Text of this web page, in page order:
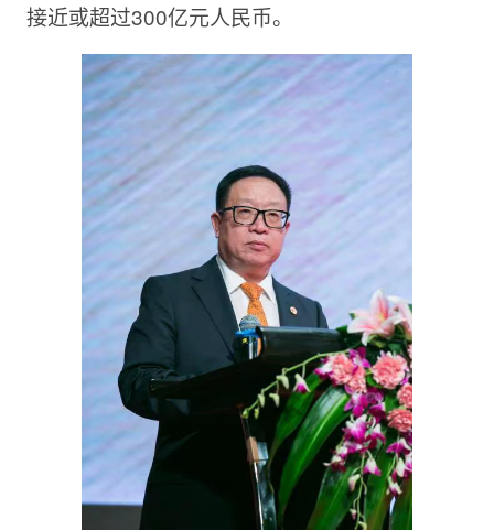
接近或超过300亿元人民币。